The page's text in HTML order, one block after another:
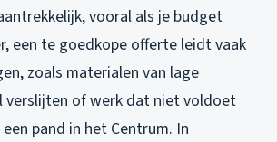
vooral als je budget
een te goedkope offerte leidt vaak
zoals materialen van lage
verslijten of werk dat niet voldoet
pand in het Centrum. In